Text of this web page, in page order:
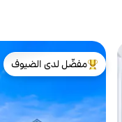
من أبرز البيوت المفضّلة
مفضّل لدى الضيوف